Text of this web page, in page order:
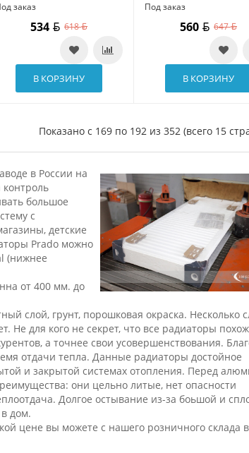
заказ
534 618
В КОРЗИНУ
Под заказ
560 647
В КОРЗИНУ
Показано с 169 по 192 из 352 (всего 15
в России на
большое
с
детские
Prado можно
(нижнее
от 400 мм. до
слой, грунт, порошковая окраска. Несколько
Не для кого не секрет, что все радиаторы
а точнее свои усовершенствования.
отдачи тепла. Данные радиаторы достойное
и закрытой системах отопления. Перед
они цельно литые, нет опасности
Долгое остывание из-за боьшой и
дом.
цене вы можете с нашего розничного склада в